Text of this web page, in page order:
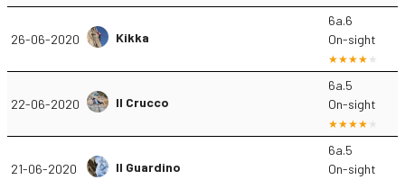
26-06-2020 Kikka
6a.6
On-sight
22-06-2020 Il Crucco
6a.5
On-sight
21-06-2020 Il Guardino
6a.5
On-sight